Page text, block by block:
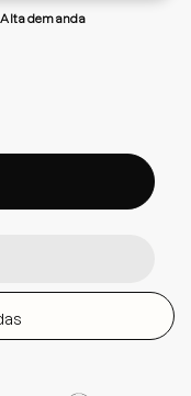
Alta demanda